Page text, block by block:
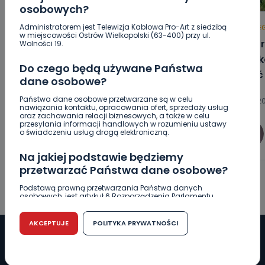
osobowych?
Administratorem jest Telewizja Kablowa Pro-Art z siedzibą
w miejscowości Ostrów Wielkopolski (63-400) przy ul.
Wolności 19.
Do czego będą używane Państwa
dane osobowe?
Państwa dane osobowe przetwarzane są w celu
nawiązania kontaktu, opracowania ofert, sprzedaży usług
oraz zachowania relacji biznesowych, a także w celu
przesyłania informacji handlowych w rozumieniu ustawy
o świadczeniu usług drogą elektroniczną.
Na jakiej podstawie będziemy
przetwarzać Państwa dane osobowe?
Podstawą prawną przetwarzania Państwa danych
osobowych, jest artykuł 6 Rozporządzenia Parlamentu
r. w sprawie ochrony osób fizycznych w związku z
przetwarzaniem danych osobowych w sprawie
swobodnego przepływu takich danych oraz uchylenia
dyrektywy 95/46/WE (RODO).
AKCEPTUJE POLITYKA PRYWATNOŚCI
HOT REGION WIADOMOŚCI
Raulin, Witkowska, Marciniak,
dzień drugi [FOTO]
07.08.2026 20:56
Aleksandra Barczak